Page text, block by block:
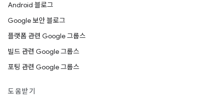
Android 블로그
Google 보안 블로그
플랫폼 관련 Google 그룹스
빌드 관련 Google 그룹스
포팅 관련 Google 그룹스
도움받기